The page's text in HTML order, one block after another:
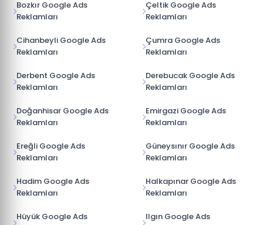
Bozkır Google Ads
Reklamları
Çeltik Google Ads
Reklamları
Cihanbeyli Google Ads
Reklamları
Çumra Google Ads
Reklamları
Derbent Google Ads
Reklamları
Derebucak Google Ads
Reklamları
Doğanhisar Google Ads
Reklamları
Emirgazi Google Ads
Reklamları
Ereğli Google Ads
Reklamları
Güneysınır Google Ads
Reklamları
Hadim Google Ads
Reklamları
Halkapınar Google Ads
Reklamları
Hüyük Google Ads
Ilgın Google Ads